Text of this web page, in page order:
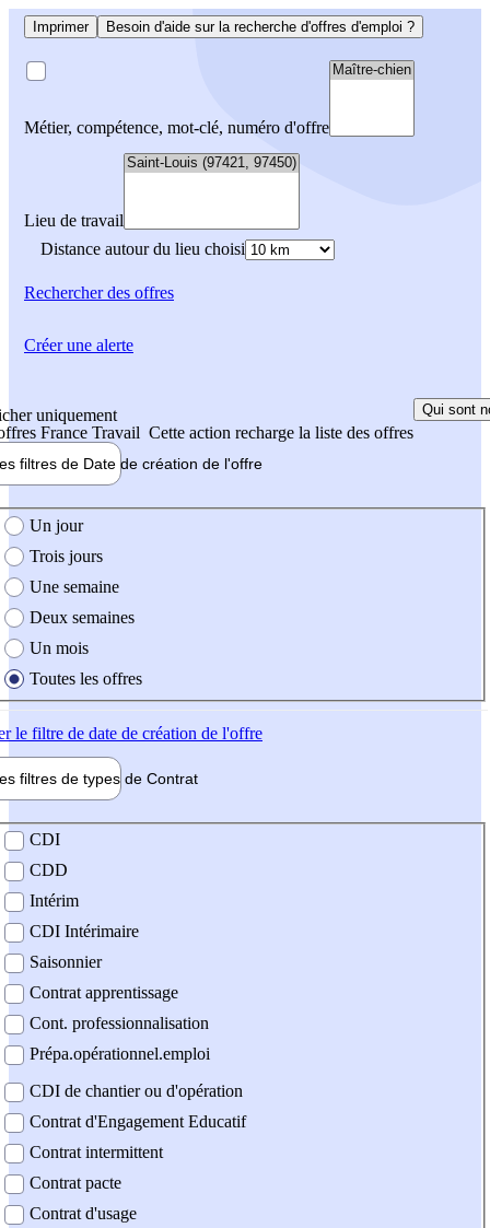
Imprimer Besoin d'aide sur la recherche d'offres d'emploi ?
Métier, compétence, mot-clé, numéro d'offre
Lieu de travail
Distance autour du lieu choisi
Rechercherdes offres
uniquement
France Travail Cette action recharge la liste des offres
Qui sont
filtres de Date de création de l'offre
création de l'offre
Un jour
Trois jours
Une semaine
Deux semaines
Un mois
Toutes les offres
le filtre de date de création de l'offre
filtres de types de Contrat
contrat
CDI
CDD
Intérim
CDI Intérimaire
Saisonnier
Contrat apprentissage
Cont. professionnalisation
Prépa.opérationnel.emploi
CDI de chantier ou d'opération
Contrat d'Engagement Educatif
Contrat intermittent
Contrat pacte
Contrat d'usage
Créer une alerte